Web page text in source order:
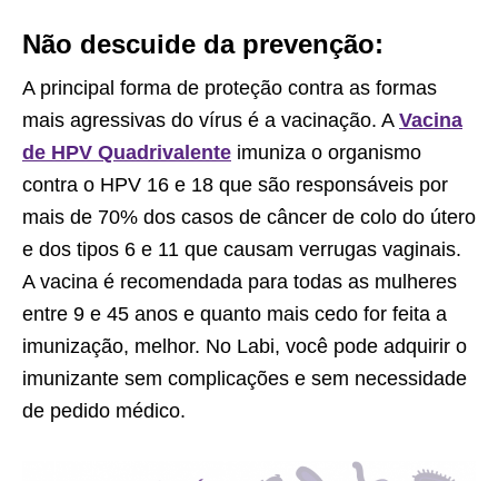
Não descuide da prevenção:
A principal forma de proteção contra as formas
mais agressivas do vírus é a vacinação. A Vacina
de HPV Quadrivalente imuniza o organismo
contra o HPV 16 e 18 que são responsáveis por
mais de 70% dos casos de câncer de colo do útero
e dos tipos 6 e 11 que causam verrugas vaginais.
A vacina é recomendada para todas as mulheres
entre 9 e 45 anos e quanto mais cedo for feita a
imunização, melhor. No Labi, você pode adquirir o
imunizante sem complicações e sem necessidade
de pedido médico.